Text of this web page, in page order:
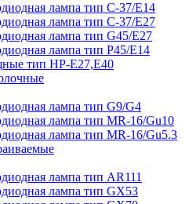
лампа тип C-37/Е14
лампа тип C-37/Е27
лампа тип G45/E27
лампа тип P45/E14
тип HP-E27,E40
лампа тип G9/G4
лампа тип MR-16/Gu10
лампа тип MR-16/Gu5.3
лампа тип AR111
лампа тип GX53